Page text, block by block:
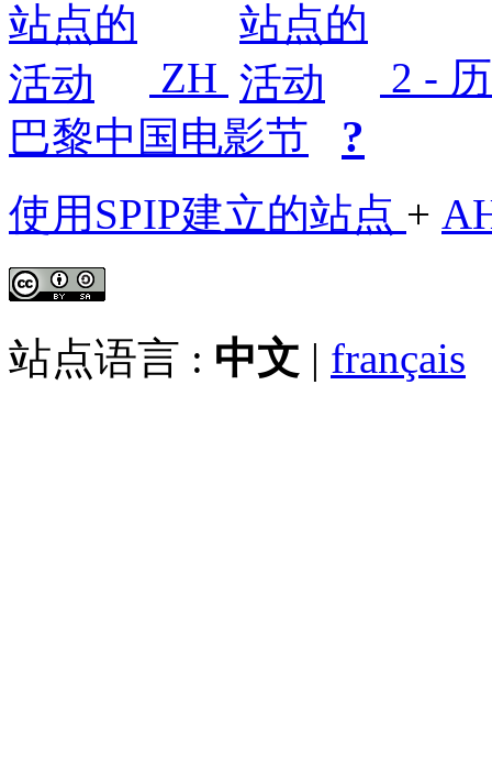
ZH
2 -
巴黎中国电影节
?
使用SPIP建立的站点 +
站点语言 : 中文 | français